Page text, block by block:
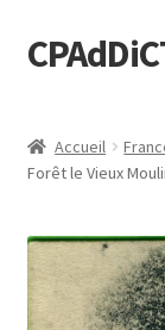
Aller
à
navigation
Aller
au
Panier
Accueil
Forêt le Vieux